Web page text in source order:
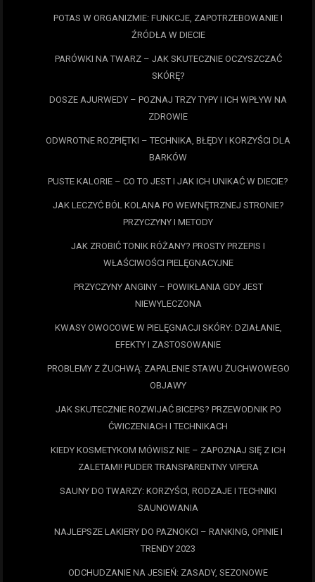
POTAS W ORGANIZMIE: FUNKCJE, ZAPOTRZEBOWANIE I
ŹRÓDŁA W DIECIE
PARÓWKI NA TWARZ – JAK SKUTECZNIE OCZYSZCZAĆ
SKÓRĘ?
DOSZE AJURWEDY – POZNAJ TRZY TYPY I ICH WPŁYW NA
ZDROWIE
ODWROTNE ROZPIĘTKI – TECHNIKA, BŁĘDY I KORZYŚCI DLA
BARKÓW
PUSTE KALORIE – CO TO JEST I JAK ICH UNIKAĆ W DIECIE?
JAK LECZYĆ BÓL KOLANA PO WEWNĘTRZNEJ STRONIE?
PRZYCZYNY I METODY
JAK ZROBIĆ TONIK RÓŻANY? PROSTY PRZEPIS I
WŁAŚCIWOŚCI PIELĘGNACYJNE
PRZYCZYNY ANGINY – POWIKŁANIA GDY JEST
NIEWYLECZONA
KWASY OWOCOWE W PIELĘGNACJI SKÓRY: DZIAŁANIE,
EFEKTY I ZASTOSOWANIE
PROBLEMY Z ŻUCHWĄ: ZAPALENIE STAWU ŻUCHWOWEGO
OBJAWY
JAK SKUTECZNIE ROZWIJAĆ BICEPS? PRZEWODNIK PO
ĆWICZENIACH I TECHNIKACH
KIEDY KOSMETYKOM MÓWISZ NIE – ZAPOZNAJ SIĘ Z ICH
ZALETAMI! PUDER TRANSPARENTNY VIPERA
SAUNY DO TWARZY: KORZYŚCI, RODZAJE I TECHNIKI
SAUNOWANIA
NAJLEPSZE LAKIERY DO PAZNOKCI – RANKING, OPINIE I
TRENDY 2023
ODCHUDZANIE NA JESIEŃ: ZASADY, SEZONOWE